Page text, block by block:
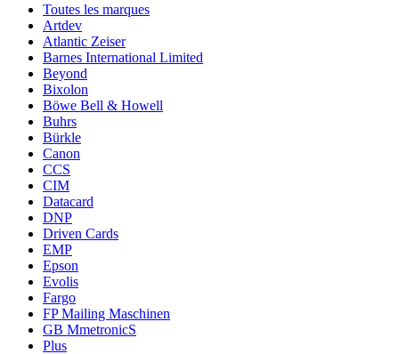
Toutes les marques
Artdev
Atlantic Zeiser
Barnes International Limited
Beyond
Bixolon
Böwe Bell & Howell
Buhrs
Bürkle
Canon
CCS
CIM
Datacard
DNP
Driven Cards
EMP
Epson
Evolis
Fargo
FP Mailing Maschinen
GB MmetronicS
Plus